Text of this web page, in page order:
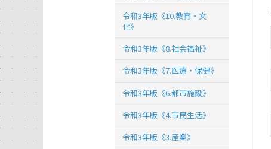
令和3年版《10.教育・文
化》
令和3年版《8.社会福祉》
令和3年版《7.医療・保健》
令和3年版《6.都市施設》
令和3年版《4.市民生活》
令和3年版《3.産業》